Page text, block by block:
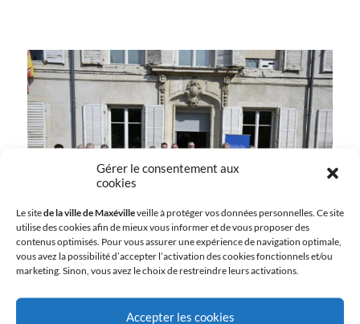
Gérer le consentement aux
cookies
Le sitede la ville de Maxévilleveille à protéger vos données personnelles. Ce site
utilise des cookies afin de mieux vous informer et de vous proposer des
contenus optimisés. Pour vous assurer une expérience de navigation optimale,
vous avez la possibilité d’accepter l’activation des cookies fonctionnels et/ou
marketing. Sinon, vous avez le choix de restreindre leurs activations.
Accepter les cookies